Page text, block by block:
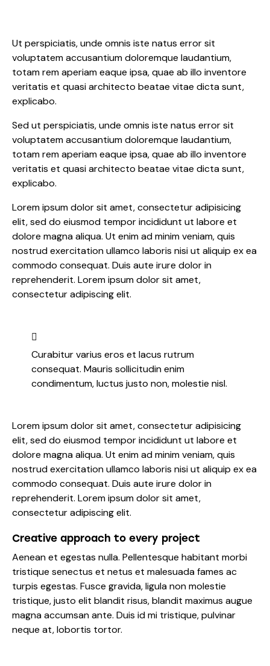
Ut perspiciatis, unde omnis iste natus error sit
voluptatem accusantium doloremque laudantium,
totam rem aperiam eaque ipsa, quae ab illo inventore
veritatis et quasi architecto beatae vitae dicta sunt,
explicabo.
Sed ut perspiciatis, unde omnis iste natus error sit
voluptatem accusantium doloremque laudantium,
totam rem aperiam eaque ipsa, quae ab illo inventore
veritatis et quasi architecto beatae vitae dicta sunt,
explicabo.
Lorem ipsum dolor sit amet, consectetur adipisicing
elit, sed do eiusmod tempor incididunt ut labore et
dolore magna aliqua. Ut enim ad minim veniam, quis
nostrud exercitation ullamco laboris nisi ut aliquip ex ea
commodo consequat. Duis aute irure dolor in
reprehenderit. Lorem ipsum dolor sit amet,
consectetur adipiscing elit.
Curabitur varius eros et lacus rutrum
consequat. Mauris sollicitudin enim
condimentum, luctus justo non, molestie nisl.
Lorem ipsum dolor sit amet, consectetur adipisicing
elit, sed do eiusmod tempor incididunt ut labore et
dolore magna aliqua. Ut enim ad minim veniam, quis
nostrud exercitation ullamco laboris nisi ut aliquip ex ea
commodo consequat. Duis aute irure dolor in
reprehenderit. Lorem ipsum dolor sit amet,
consectetur adipiscing elit.
Creative approach to every project
Aenean et egestas nulla. Pellentesque habitant morbi
tristique senectus et netus et malesuada fames ac
turpis egestas. Fusce gravida, ligula non molestie
tristique, justo elit blandit risus, blandit maximus augue
magna accumsan ante. Duis id mi tristique, pulvinar
neque at, lobortis tortor.